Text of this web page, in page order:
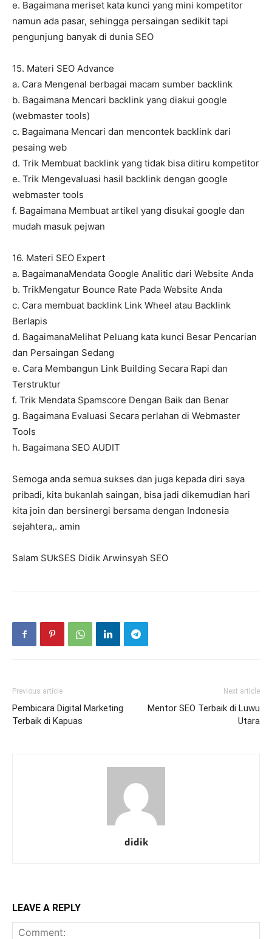
e. Bagaimana meriset kata kunci yang mini kompetitor
namun ada pasar, sehingga persaingan sedikit tapi
pengunjung banyak di dunia SEO
15. Materi SEO Advance
a. Cara Mengenal berbagai macam sumber backlink
b. Bagaimana Mencari backlink yang diakui google
(webmaster tools)
c. Bagaimana Mencari dan mencontek backlink dari
pesaing web
d. Trik Membuat backlink yang tidak bisa ditiru kompetitor
e. Trik Mengevaluasi hasil backlink dengan google
webmaster tools
f. Bagaimana Membuat artikel yang disukai google dan
mudah masuk pejwan
16. Materi SEO Expert
a. BagaimanaMendata Google Analitic dari Website Anda
b. TrikMengatur Bounce Rate Pada Website Anda
c. Cara membuat backlink Link Wheel atau Backlink
Berlapis
d. BagaimanaMelihat Peluang kata kunci Besar Pencarian
dan Persaingan Sedang
e. Cara Membangun Link Building Secara Rapi dan
Terstruktur
f. Trik Mendata Spamscore Dengan Baik dan Benar
g. Bagaimana Evaluasi Secara perlahan di Webmaster
Tools
h. Bagaimana SEO AUDIT
Semoga anda semua sukses dan juga kepada diri saya
pribadi, kita bukanlah saingan, bisa jadi dikemudian hari
kita join dan bersinergi bersama dengan Indonesia
sejahtera,. amin
Salam SUkSES Didik Arwinsyah SEO
Previous article
Pembicara Digital Marketing
Terbaik di Kapuas
Next article
Mentor SEO Terbaik di Luwu
Utara
didik
LEAVE A REPLY